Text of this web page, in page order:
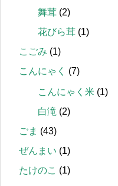
舞茸 (2)
花びら茸 (1)
こごみ (1)
こんにゃく
(7)
こんにゃく米 (1)
白滝 (2)
ごま (43)
ぜんまい (1)
たけのこ (1)